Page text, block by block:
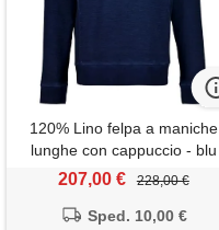
120% Lino felpa a maniche
lunghe con cappuccio - blu
207,00 € 228,00 €
Sped. 10,00 €